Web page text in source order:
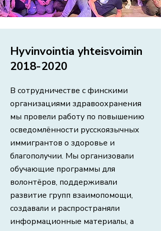
Hyvinvointia yhteisvoimin
2018-2020
В сотрудничестве с финскими
организациями здравоохранения
мы провели работу по повышению
осведомлённости русскоязычных
иммигрантов о здоровье и
благополучии. Мы организовали
обучающие программы для
волонтёров, поддерживали
развитие групп взаимопомощи,
создавали и распространяли
информационные материалы, а